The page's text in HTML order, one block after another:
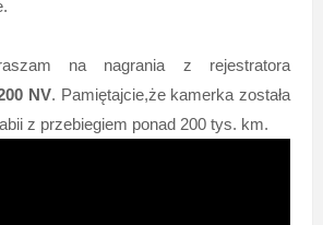
na nagrania z rejestratora
NV. Pamiętajcie,że kamerka została
z przebiegiem ponad 200 tys. km.